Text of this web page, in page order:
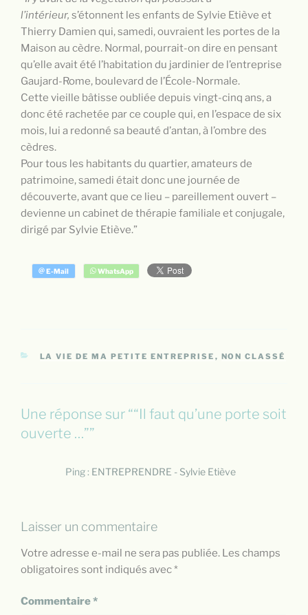
l’intérieur, s’étonnent les enfants de Sylvie Etiève et
Thierry Damien qui, samedi, ouvraient les portes de la
Maison au cèdre. Normal, pourrait-on dire en pensant
qu’elle avait été l’habitation du jardinier de l’entreprise
Gaujard-Rome, boulevard de l’École-Normale.
Cette vieille bâtisse oubliée depuis vingt-cinq ans, a
donc été rachetée par ce couple qui, en l’espace de six
mois, lui a redonné sa beauté d’antan, à l’ombre des
cèdres.
Pour tous les habitants du quartier, amateurs de
patrimoine, samedi était donc une journée de
découverte, avant que ce lieu – pareillement ouvert –
devienne un cabinet de thérapie familiale et conjugale,
dirigé par Sylvie Etiève.”
CATÉGORIES
LA VIE DE MA PETITE ENTREPRISE , NON CLASSÉ
Une réponse sur ““Il faut qu’une porte soit
ouverte …””
Ping : ENTREPRENDRE - Sylvie Etiève
Laisser un commentaire
Votre adresse e-mail ne sera pas publiée. Les champs
obligatoires sont indiqués avec*
Commentaire*